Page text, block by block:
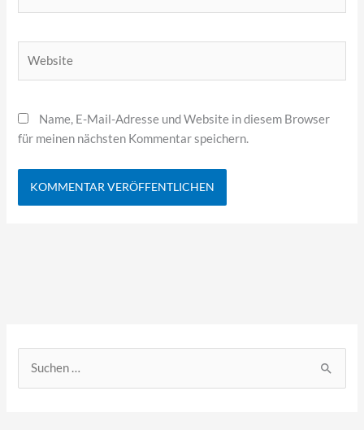
Name, E-Mail-Adresse und Website in diesem Browser
für meinen nächsten Kommentar speichern.